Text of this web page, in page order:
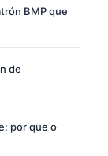
BMP que
de
por que o